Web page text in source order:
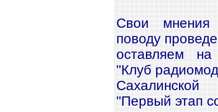
Свои
поводу
оставляем
"Клуб
"Первый этап